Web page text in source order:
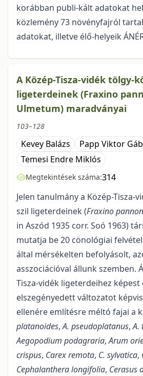
korábban publi-kált adatokat
közlemény 73 növényfajról
adatokat, illetve élő-helyeik
A Közép-Tisza-vidék tölgy-
ligeterdeinek (Fraxino
Ulmetum) maradványai
103–128
Kevey Balázs
Papp Viktor
Temesi Endre Miklós
Megtekintések száma:314
Jelen tanulmány a Közép-Tisza-
szil ligeterdeinek (Fraxino
in Aszód 1935 corr. Soó 1963)
mutatja be 20 cönológiai
által mérsékelten befolyásolt,
asszociációval állunk szemben.
Tisza-vidék ligeterdeihez képest
elszegényedett változatot
ellenére emlí­tésre méltó fajai a
platanoides,A. pseudoplatanus,A.
Aegopodium po­dagraria,Arum
crispus, Carex remota, C. sylvatica,
Cephalanthera longifolia, Cerasus